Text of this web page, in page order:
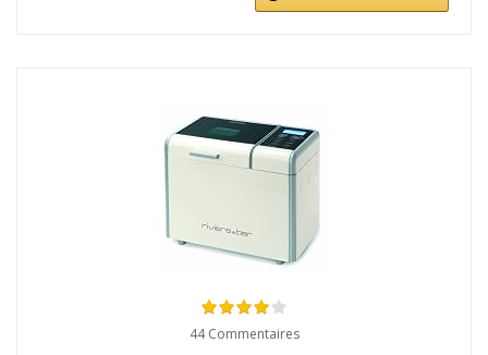
44 Commentaires